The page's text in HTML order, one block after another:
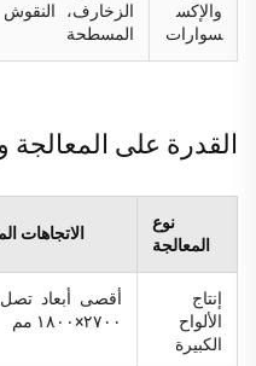
والإكس
سوارات
الزخارف، النقوش
المسطحة
القدرة على المعالجة
نوع
المعالجة
الاتجاهات
إنتاج
الألواح
الكبيرة
أقصى أبعاد
٢٧٠٠×١٨٠٠ مم